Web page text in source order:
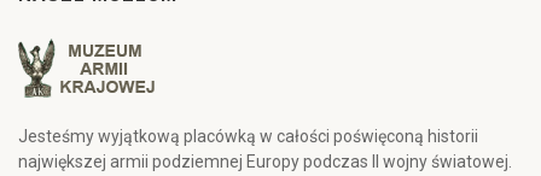
Jesteśmy wyjątkową placówką w całości poświęconą historii
największej armii podziemnej Europy podczas II wojny światowej.